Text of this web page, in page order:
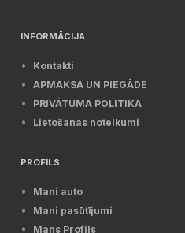
INFORMĀCIJA
Kontakti
APMAKSA UN PIEGĀDE
PRIVĀTUMA POLITIKA
Lietošanas noteikumi
PROFILS
Mani auto
Mani pasūtījumi
Mans Profils